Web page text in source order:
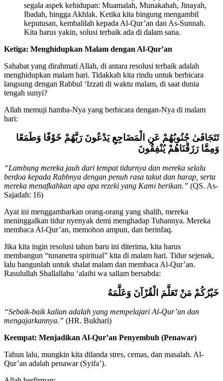
segala aspek kehidupan: Muamalah, Munakahah, Jinayah,
Ibadah, hingga Akhlak. Ketika kita bingung mengambil
keputusan, kembalilah kepada Al-Qur’an dan As-Sunnah.
Kita harus yakin, solusi terbaik ada di dalam sana.
Ketiga: Menghidupkan Malam dengan Al-Qur’an
Sahabat yang dirahmati Allah, di antara resolusi terbaik adalah
menghidupkan malam hari. Tidakkah kita rindu untuk berbicara
langsung dengan Rabbul ‘Izzati di waktu malam, di saat dunia
tengah sunyi?
Allah memuji hamba-Nya yang berbicara dengan-Nya di malam
hari:
تَتَجَافَىٰ جُنُوبُهُمْ عَنِ الْمَضَاجِعِ يَدْعُونَ رَبَّهُمْ خَوْفًا وَطَمَعًا
وَمِمَّا رَزَقْنَاهُمْ يُنْفِقُونَ
“Lambung mereka jauh dari tempat tidurnya dan mereka selalu
berdoa kepada Rabbnya dengan penuh rasa takut dan harap, serta
mereka menafkahkan apa apa rezeki yang Kami berikan.” (QS. As-
Sajadah: 16)
Ayat ini menggambarkan orang-orang yang shalih, mereka
meninggalkan tidur nyenyak demi menghadap Tuhannya. Mereka
membaca Al-Qur’an, memohon ampun, dan berinfaq.
Jika kita ingin resolusi tahun baru ini diterima, kita harus
membangun “tunanetra spiritual” kita di malam hari. Tidur sejenak,
lalu bangunlah untuk shalat malam dan membaca Al-Qur’an.
Rasulullah Shallallahu ‘alaihi wa sallam bersabda:
خَيْرُكُمْ مَنْ تَعَلَّمَ الْقُرْآنَ وَعَلَّمَهُ
“Sebaik-baik kalian adalah yang mempelajari Al-Qur’an dan
mengajarkannya.” (HR. Bukhari)
Keempat: Menjadikan Al-Qur’an Penyembuh (Penawar)
Tahun lalu, mungkin kita dilanda stres, cemas, dan masalah. Al-
Qur’an adalah penawar (Syifa’).